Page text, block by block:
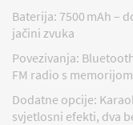
Baterija: 7500 mAh –
jačini zvuka
Povezivanja:
FM radio s memorijom
Dodatne opcije:
svjetlosni efekti, dva